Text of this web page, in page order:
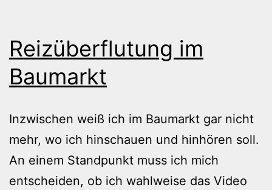
Reizüberflutung im
Baumarkt
Inzwischen weiß ich im Baumarkt gar nicht
mehr, wo ich hinschauen und hinhören soll.
An einem Standpunkt muss ich mich
entscheiden, ob ich wahlweise das Video